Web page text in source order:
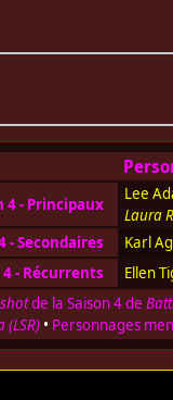
4 - Principaux
Lee
Laura
- Secondaires Karl
4 - Récurrents
Ellen
de la Saison 4 de
(LSR) • Personnages